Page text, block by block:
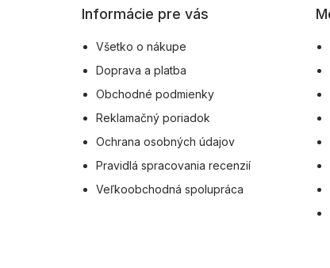
Informácie pre vás
Všetko o nákupe
Doprava a platba
Obchodné podmienky
Reklamačný poriadok
Ochrana osobných údajov
Pravidlá spracovania recenzií
Veľkoobchodná spolupráca